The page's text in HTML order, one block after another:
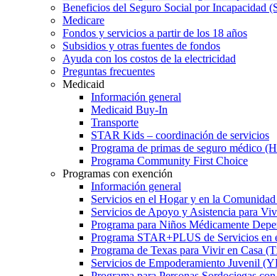
Beneficios del Seguro Social por Incapacidad
Medicare
Fondos y servicios a partir de los 18 años
Subsidios y otras fuentes de fondos
Ayuda con los costos de la electricidad
Preguntas frecuentes
Medicaid
Información general
Medicaid Buy-In
Transporte
STAR Kids – coordinación de servicios
Programa de primas de seguro médico
Programa Community First Choice
Programas con exención
Información general
Servicios en el Hogar y en la
Servicios de Apoyo y Asistencia para
Programa para Niños Médicamente
Programa STAR+PLUS de Servicios
Programa de Texas para Vivir en Casa
Servicios de Empoderamiento Juvenil